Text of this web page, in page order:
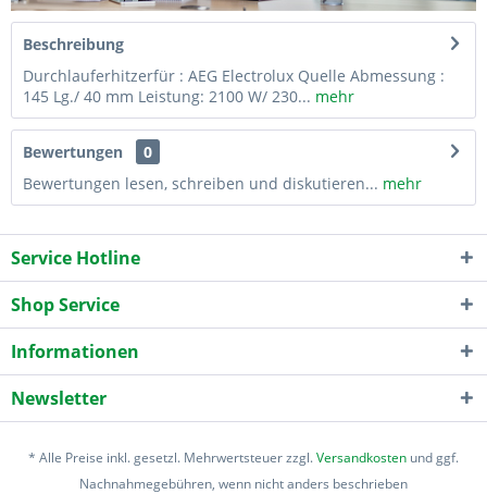
Beschreibung
Durchlauferhitzerfür : AEG Electrolux Quelle Abmessung :
145 Lg./ 40 mm Leistung: 2100 W/ 230... mehr
Bewertungen
0
Bewertungen lesen, schreiben und diskutieren... mehr
Service Hotline
Shop Service
Informationen
Newsletter
* Alle Preise inkl. gesetzl. Mehrwertsteuer zzgl.Versandkosten und ggf.
Nachnahmegebühren, wenn nicht anders beschrieben